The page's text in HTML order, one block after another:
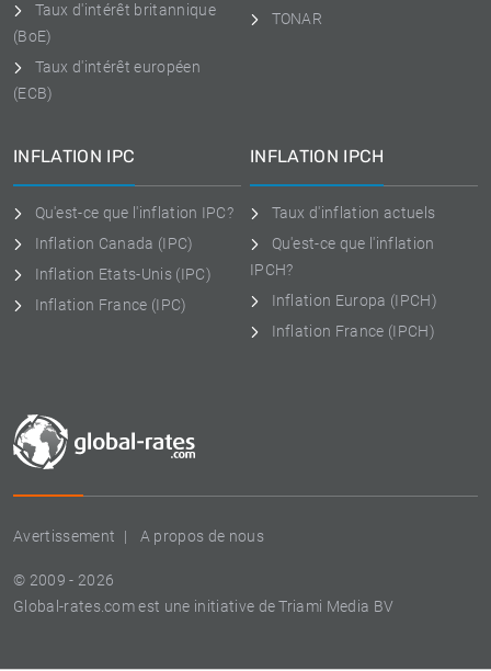
Avertissement A propos de nous
© 2009 - 2026
Global-rates.com est une initiative de Triami Media BV
Taux d'intérêt britannique
(BoE)
Taux d'intérêt européen
(ECB)
TONAR
INFLATION IPC
Qu'est-ce que l'inflation IPC?
Inflation Canada (IPC)
Inflation Etats-Unis (IPC)
Inflation France (IPC)
INFLATION IPCH
Taux d'inflation actuels
Qu'est-ce que l'inflation
IPCH?
Inflation Europa (IPCH)
Inflation France (IPCH)